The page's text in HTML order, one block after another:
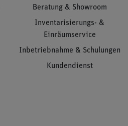
Beratung & Showroom
Inventarisierungs- &
Einräumservice
Inbetriebnahme & Schulungen
Kundendienst